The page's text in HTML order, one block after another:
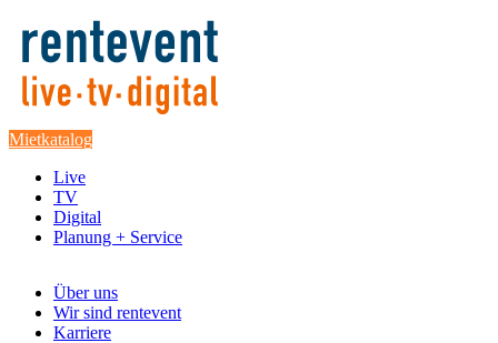
Mietkatalog
Live
TV
Digital
Planung + Service
Über uns
Wir sind rentevent
Karriere